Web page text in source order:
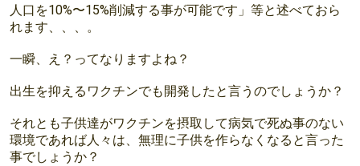
人口を10%〜15%削減する事が可能です」等と述べておら
れます、、、。
一瞬、え？ってなりますよね？
出生を抑えるワクチンでも開発したと言うのでしょうか？
それとも子供達がワクチンを摂取して病気で死ぬ事のない
環境であれば人々は、無理に子供を作らなくなると言った
事でしょうか？